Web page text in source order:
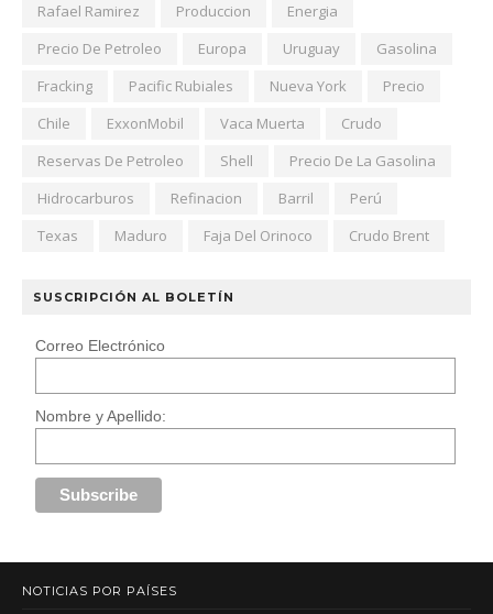
Rafael Ramirez
Produccion
Energia
Precio De Petroleo
Europa Uruguay
Gasolina
Fracking
Pacific Rubiales Nueva York
Precio
Chile
ExxonMobil Vaca Muerta
Crudo
Reservas De Petroleo
Shell
Precio De La Gasolina
Hidrocarburos
Refinacion Barril
Perú
Texas
Maduro Faja Del Orinoco Crudo Brent
SUSCRIPCIÓN AL BOLETÍN
Correo Electrónico
Nombre y Apellido:
NOTICIAS POR PAÍSES